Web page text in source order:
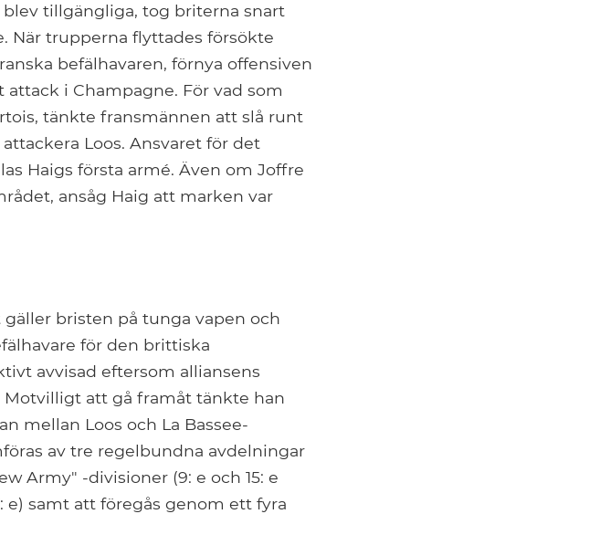
tillgängliga, tog briterna snart
När trupperna flyttades försökte
befälhavaren, förnya offensiven
i Champagne. För vad som
tänkte fransmännen att slå runt
Loos. Ansvaret för det
Haigs första armé. Även om Joffre
ansåg Haig att marken var
bristen på tunga vapen och
för den brittiska
avvisad eftersom alliansens
att gå framåt tänkte han
mellan Loos och La Bassee-
av tre regelbundna avdelningar
Army" -divisioner (9: e och 15: e
samt att föregås genom ett fyra